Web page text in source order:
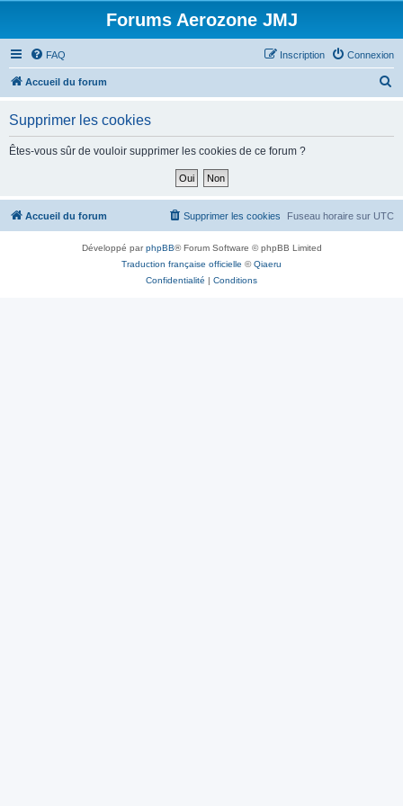
Forums Aerozone JMJ
FAQ Connexion
Inscription
Accueil du forum
h
Supprimer les cookies
Êtes-vous sûr de vouloir supprimer les cookies de ce forum ?
Accueil du forum Fuseau horaire sur UTC
Supprimer les cookies
Développé parphpBB® Forum Software © phpBB Limited
Traduction française officielle ©Qiaeru
Confidentialité | Conditions